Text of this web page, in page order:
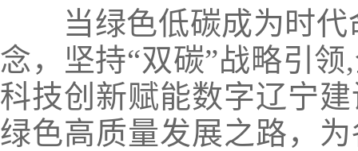
当绿色低碳成为时代
念，坚持“双碳”战略引
科技创新赋能数字辽宁
绿色高质量发展之路，